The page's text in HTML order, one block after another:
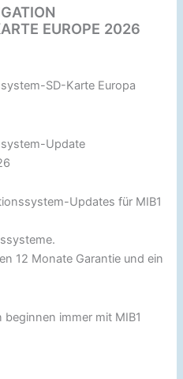
EUROPE 2026
SD-Karte Europa
Update
Updates für MIB1
12 Monate Garantie und ein
immer mit MIB1